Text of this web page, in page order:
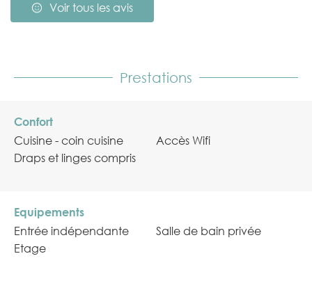
Voir tous les avis
Prestations
Confort
Cuisine - coin cuisine
Draps et linges compris
Accès Wifi
Equipements
Entrée indépendante
Etage
Salle de bain privée